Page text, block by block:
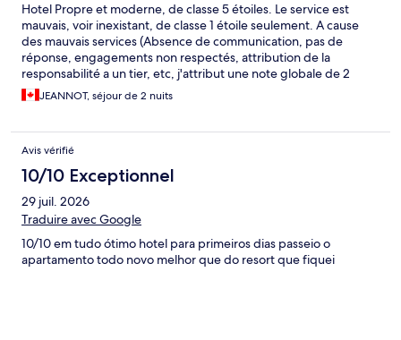
Hotel Propre et moderne, de classe 5 étoiles. Le service est
mauvais, voir inexistant, de classe 1 étoile seulement. A cause
des mauvais services (Absence de communication, pas de
réponse, engagements non respectés, attribution de la
responsabilité a un tier, etc, j'attribut une note globale de 2
étoiles seulement.
JEANNOT, séjour de 2 nuits
Avis vérifié
10/10 Exceptionnel
29 juil. 2026
Traduire avec Google
10/10 em tudo ótimo hotel para primeiros dias passeio o
apartamento todo novo melhor que do resort que fiquei